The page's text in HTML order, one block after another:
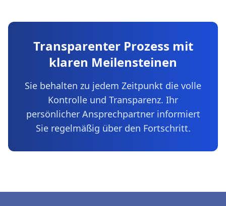
Transparenter Prozess mit
klaren Meilensteinen
Sie behalten zu jedem Zeitpunkt die volle
Kontrolle und Transparenz. Ihr
persönlicher Ansprechpartner informiert
Sie regelmäßig über den Fortschritt.